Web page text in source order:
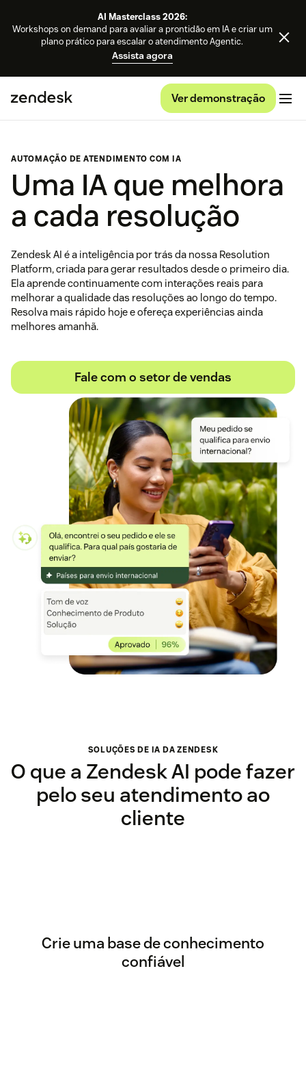
AI Masterclass 2026:
Workshops on demand para avaliar a prontidão em IA e criar um
plano prático para escalar o atendimento Agentic.
Assista agora
Ver demonstração
AUTOMAÇÃO DE ATENDIMENTO COM IA
Uma IA que melhora
a cada resolução
Zendesk AI é a inteligência por trás da nossa Resolution
Platform, criada para gerar resultados desde o primeiro dia.
Ela aprende continuamente com interações reais para
melhorar a qualidade das resoluções ao longo do tempo.
Resolva mais rápido hoje e ofereça experiências ainda
melhores amanhã.
Fale com o setor de vendas
SOLUÇÕES DE IA DA ZENDESK
O que a Zendesk AI pode fazer
pelo seu atendimento ao
cliente
Crie uma base de conhecimento
confiável